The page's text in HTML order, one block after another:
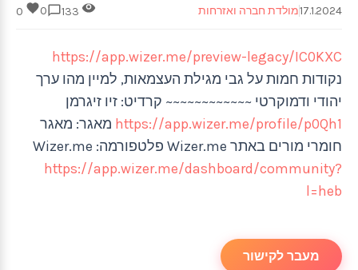
17.1.2024מולדת חברה ואזרחות 0
https://app.wizer.me/preview-legacy/IC0KXC
נקודות חמות על גבי מגילת העצמאות, למיין מהו ערך
יהודי ודמוקרטי ~~~~~~~~~~~~ קרדיט: זיו זיגרמן
https://app.wizer.me/profile/p0Qh1 מאגר: מאגר
חומרי מורים באתר Wizer.me פלטפורמה: Wizer.me
https://app.wizer.me/dashboard/community?
l=heb
מעבר לקישור